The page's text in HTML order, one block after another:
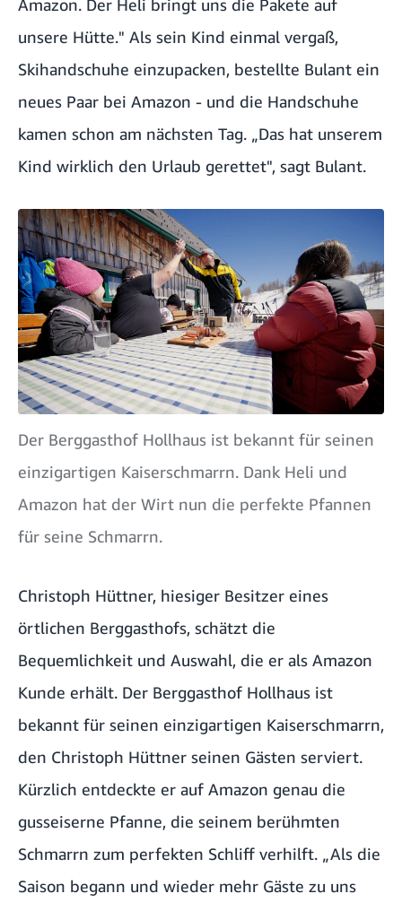
Amazon. Der Heli bringt uns die Pakete auf
unsere Hütte." Als sein Kind einmal vergaß,
Skihandschuhe einzupacken, bestellte Bulant ein
neues Paar bei Amazon - und die Handschuhe
kamen schon am nächsten Tag. „Das hat unserem
Kind wirklich den Urlaub gerettet", sagt Bulant.
Der Berggasthof Hollhaus ist bekannt für seinen
einzigartigen Kaiserschmarrn. Dank Heli und
Amazon hat der Wirt nun die perfekte Pfannen
für seine Schmarrn.
Christoph Hüttner, hiesiger Besitzer eines
örtlichen Berggasthofs, schätzt die
Bequemlichkeit und Auswahl, die er als Amazon
Kunde erhält. Der Berggasthof Hollhaus ist
bekannt für seinen einzigartigen Kaiserschmarrn,
den Christoph Hüttner seinen Gästen serviert.
Kürzlich entdeckte er auf Amazon genau die
gusseiserne Pfanne, die seinem berühmten
Schmarrn zum perfekten Schliff verhilft. „Als die
Saison begann und wieder mehr Gäste zu uns